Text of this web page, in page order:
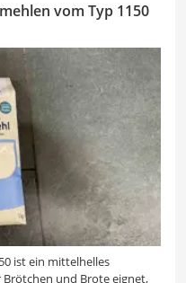
vom Typ 1150
ist ein mittelhelles
Brötchen und Brote eignet,